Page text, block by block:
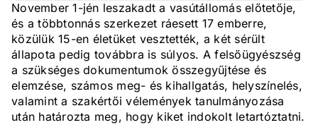
November 1-jén leszakadt a vasútállomás előtetője,
és a többtonnás szerkezet ráesett 17 emberre,
közülük 15-en életüket vesztették, a két sérült
állapota pedig továbbra is súlyos. A felsőügyészség
a szükséges dokumentumok összegyűjtése és
elemzése, számos meg- és kihallgatás, helyszínelés,
valamint a szakértői vélemények tanulmányozása
után határozta meg, hogy kiket indokolt letartóztatni.